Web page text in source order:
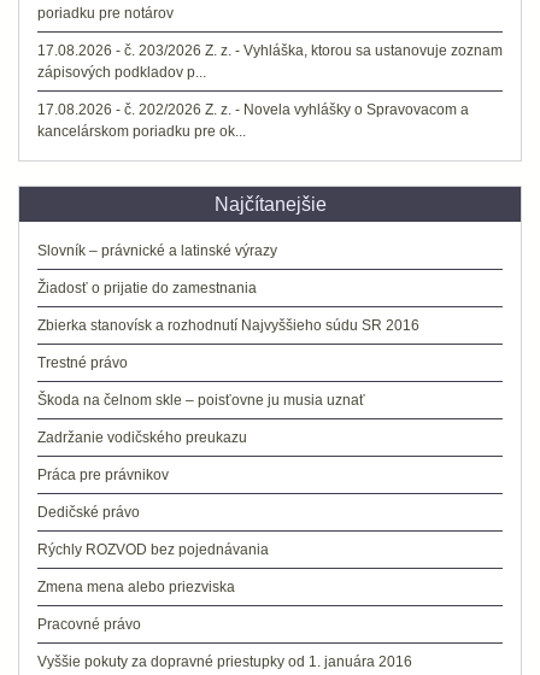
poriadku pre notárov
17.08.2026 - č. 203/2026 Z. z. - Vyhláška, ktorou sa ustanovuje zoznam
zápisových podkladov p...
17.08.2026 - č. 202/2026 Z. z. - Novela vyhlášky o Spravovacom a
kancelárskom poriadku pre ok...
Najčítanejšie
Slovník – právnické a latinské výrazy
Žiadosť o prijatie do zamestnania
Zbierka stanovísk a rozhodnutí Najvyššieho súdu SR 2016
Trestné právo
Škoda na čelnom skle – poisťovne ju musia uznať
Zadržanie vodičského preukazu
Práca pre právnikov
Dedičské právo
Rýchly ROZVOD bez pojednávania
Zmena mena alebo priezviska
Pracovné právo
Vyššie pokuty za dopravné priestupky od 1. januára 2016